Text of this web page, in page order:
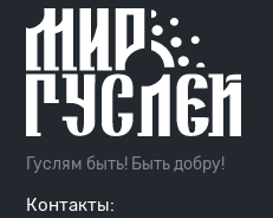
Гуслям быть! Быть добру!
Контакты: